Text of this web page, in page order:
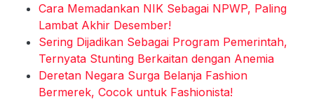
Cara Memadankan NIK Sebagai NPWP, Paling
Lambat Akhir Desember!
Sering Dijadikan Sebagai Program Pemerintah,
Ternyata Stunting Berkaitan dengan Anemia
Deretan Negara Surga Belanja Fashion
Bermerek, Cocok untuk Fashionista!